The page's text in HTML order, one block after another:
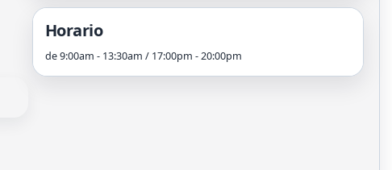
Horario
de 9:00am - 13:30am / 17:00pm - 20:00pm